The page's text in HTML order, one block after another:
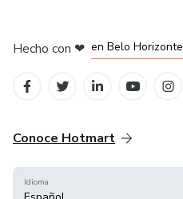
Hecho con ❤ en Belo Horizonte
Conoce Hotmart
Idioma